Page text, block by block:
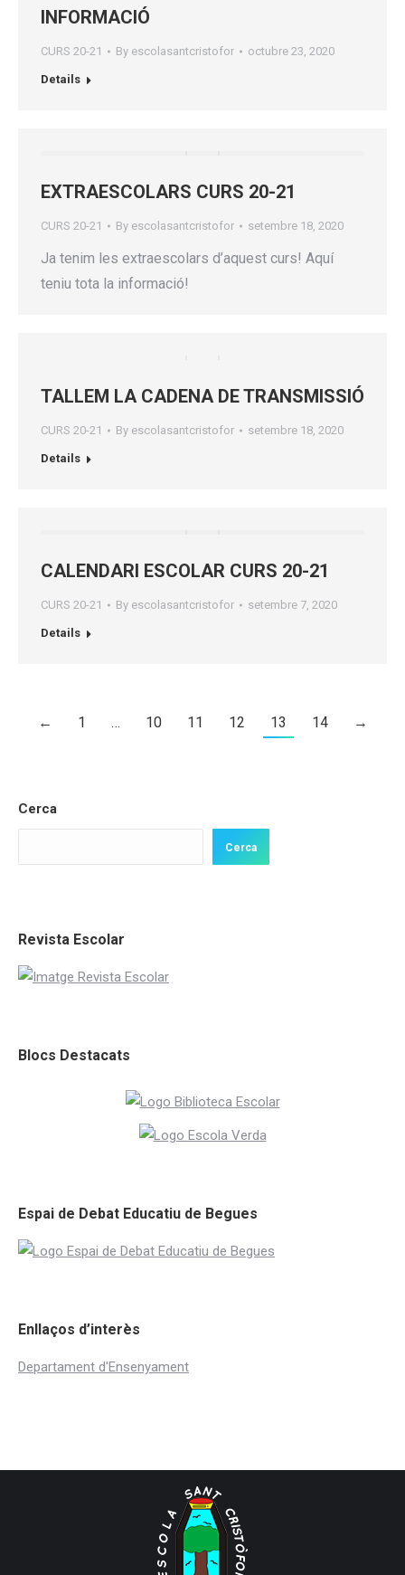
INFORMACIÓ
CURS 20-21 By escolasantcristofor octubre 23, 2020
Details
EXTRAESCOLARS CURS 20-21
CURS 20-21 By escolasantcristofor setembre 18, 2020
Ja tenim les extraescolars d’aquest curs! Aquí
teniu tota la informació!
TALLEM LA CADENA DE TRANSMISSIÓ
CURS 20-21 By escolasantcristofor setembre 18, 2020
Details
CALENDARI ESCOLAR CURS 20-21
CURS 20-21 By escolasantcristofor setembre 7, 2020
Details
← 1 … 10 11 12 13 14 →
Cerca
Cerca
Revista Escolar
Blocs Destacats
Espai de Debat Educatiu de Begues
Enllaços d’interès
Departament d'Ensenyament